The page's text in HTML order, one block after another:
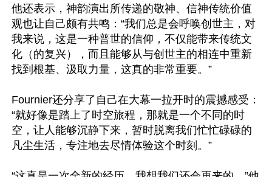
他还表示，神韵演出所传递的敬神、信神传统价值
观也让自己颇有共鸣：“我们总是会呼唤创世主，对
我来说，这是一种普世的信仰，不仅能带来传统文
化（的复兴），而且能够从与创世主的相连中重新
找到根基、汲取力量，这真的非常重要。”
Fournier还分享了自己在大幕一拉开时的震撼感受：
“就好像是踏上了时空旅程，那就是一个不同的时
空，让人能够沉静下来，暂时脱离我们忙忙碌碌的
凡尘生活，专注地去尽情体验这个时刻。”